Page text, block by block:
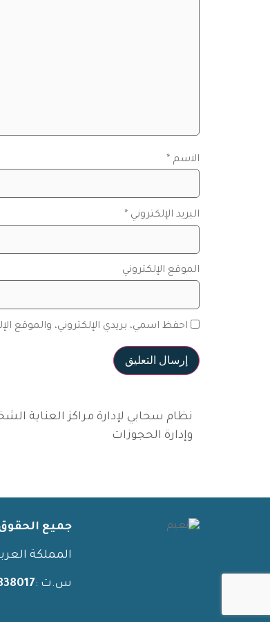
الاسم *
البريد الإلكتروني *
الموقع الإلكتروني
احفظ اسمي، بريدي الإلكتروني، والموقع
نظام سحابي لإدارة مراكز العناية
وإدارة الحجوزات
جميع
المملكة
س.ت :